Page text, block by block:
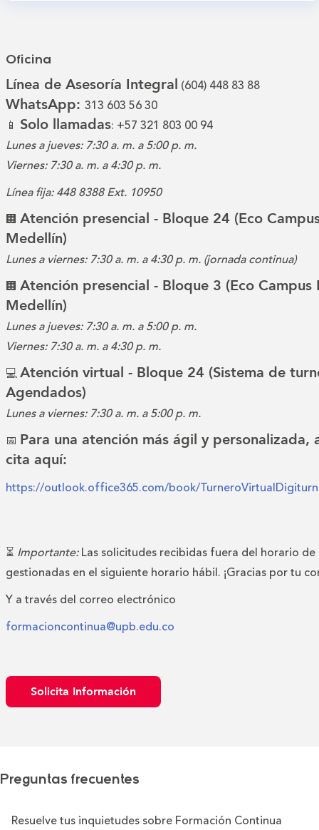
Oficina
Línea de Asesoría Integral (604) 448 83 88
WhatsApp: 313 603 56 30
📱 Solo llamadas: +57 321 803 00 94
Lunes a jueves: 7:30 a. m. a 5:00 p. m.
Viernes: 7:30 a. m. a 4:30 p. m.
Línea fija: 448 8388 Ext. 10950
🏢 Atención presencial - Bloque 24 (Eco
Medellín)
Lunes a viernes: 7:30 a. m. a 4:30 p. m. (jornada continua)
🏢 Atención presencial - Bloque 3 (Eco Campus
Medellín)
Lunes a jueves: 7:30 a. m. a 5:00 p. m.
Viernes: 7:30 a. m. a 4:30 p. m.
💻Atención virtual - Bloque 24 (Sistema de
Agendados)
Lunes a viernes: 7:30 a. m. a 5:00 p. m.
📅 Para una atención más ágil y personalizada,
cita aquí:
https://outlook.office365.com/book/
⏳ Importante:Las solicitudes recibidas fuera del horario de
gestionadas en el siguiente horario hábil. ¡Gracias por tu
Y a través del correo electrónico
formacioncontinua@upb.edu.co
Solicita Información
Preguntas frecuentes
Resuelve tus inquietudes sobre Formación Continua